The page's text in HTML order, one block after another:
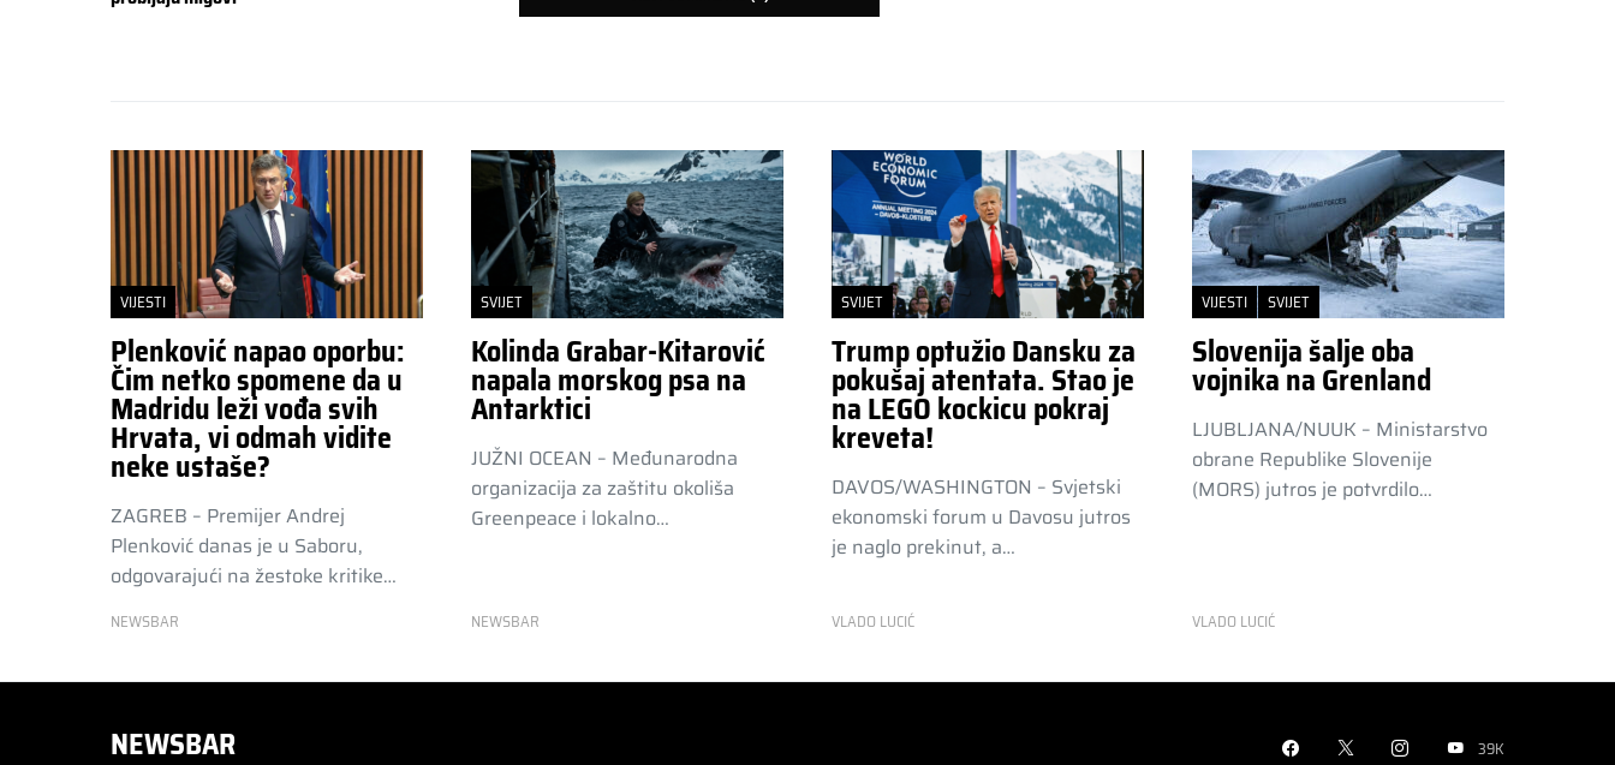
VIJESTI
Plenković napao oporbu:
Čim netko spomene da u
Madridu leži vođa svih
Hrvata, vi odmah vidite
neke ustaše?
ZAGREB – Premijer Andrej
Plenković danas je u Saboru,
odgovarajući na žestoke kritike…
NEWSBAR
SVIJET
Kolinda Grabar-Kitarović
napala morskog psa na
Antarktici
JUŽNI OCEAN – Međunarodna
organizacija za zaštitu okoliša
Greenpeace i lokalno…
NEWSBAR
SVIJET
Trump optužio Dansku za
pokušaj atentata. Stao je
na LEGO kockicu pokraj
kreveta!
DAVOS/WASHINGTON – Svjetski
ekonomski forum u Davosu jutros
je naglo prekinut, a…
VLADO LUCIĆ
VIJESTI SVIJET
Slovenija šalje oba
vojnika na Grenland
LJUBLJANA/NUUK – Ministarstvo
obrane Republike Slovenije
(MORS) jutros je potvrdilo…
VLADO LUCIĆ
NEWSBAR 39K